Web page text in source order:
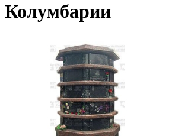
Колумбарии